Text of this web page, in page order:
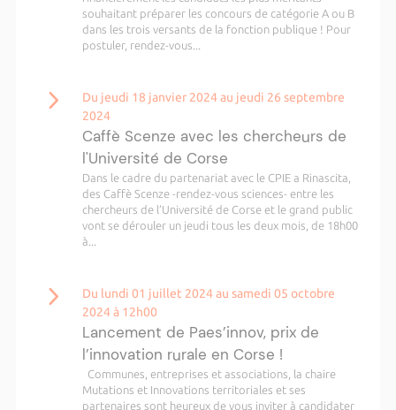
souhaitant préparer les concours de catégorie A ou B
dans les trois versants de la fonction publique ! Pour
postuler, rendez-vous...
Du jeudi 18 janvier 2024 au jeudi 26 septembre
2024
Caffè Scenze avec les chercheurs de
l'Université de Corse
Dans le cadre du partenariat avec le CPIE a Rinascita,
des Caffè Scenze -rendez-vous sciences- entre les
chercheurs de l’Université de Corse et le grand public
vont se dérouler un jeudi tous les deux mois, de 18h00
à...
Du lundi 01 juillet 2024 au samedi 05 octobre
2024 à 12h00
Lancement de Paes’innov, prix de
l’innovation rurale en Corse !
Communes, entreprises et associations, la chaire
Mutations et Innovations territoriales et ses
partenaires sont heureux de vous inviter à candidater